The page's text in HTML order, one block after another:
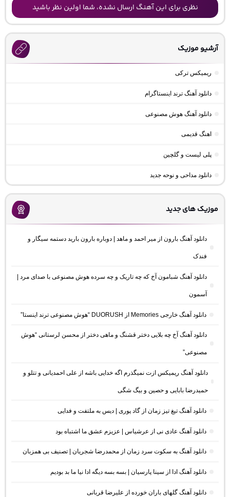
نظری برای این آهنگ ارسال نشده، شما اولین نظر باشید
آرشیو موزیک
ریمیکس ترکی
دانلود آهنگ ترند اینستاگرام
دانلود آهنگ هوش مصنوعی
اهنگ قدیمی
پلی لیست و گلچین
دانلود مداحی و نوحه جدید
موزیک های جدید
دانلود آهنگ بارون از میر احمد و ماهد | دوباره بارون بارید دستمه سیگار و
فندک
دانلود آهنگ شبامون آخ که چه تاریک و چه سرده هوش مصنوعی با صدای مرد |
آسمون
دانلود آهنگ خارجی Memories از DUORUSH “هوش مصنوعی ترند اینستا”
دانلود آهنگ آخ چه بلایی دختر قشنگ و ماهی دختر از محسن لرستانی “هوش
مصنوعی”
دانلود آهنگ ریمیکس ازت نمیگذرم اگه خدایی باشه از علی احمدیانی و تتلو و
حمیدرضا بابایی و حصین و بیگ شگی
دانلود آهنگ تیغ تیز زمان از گاد پوری | دیس به ملتفت و فدایی
دانلود آهنگ عادی نی از عرشیاس | عزیزم عشق ما اشتباه بود
دانلود آهنگ به سکوت سرد زمان از محمدرضا شجریان | تصنیف بی همزبان
دانلود آهنگ ادا از سینا پارسیان | بسه بسه دیگه ادا نیا ما بد بودیم
دانلود آهنگ گلهای باران خورده از علیرضا قربانی